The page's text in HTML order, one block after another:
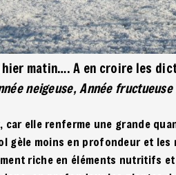
matin…. A en croire les
neigeuse, Année
elle renferme une grande
gèle moins en profondeur et
riche en éléments nutritifs et